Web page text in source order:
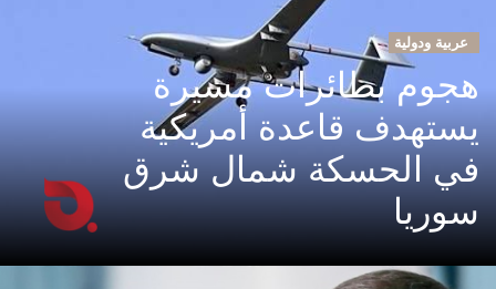
عربية ودولية
هجوم بطائرات مسيرة
يستهدف قاعدة أمريكية
في الحسكة شمال شرق
سوريا